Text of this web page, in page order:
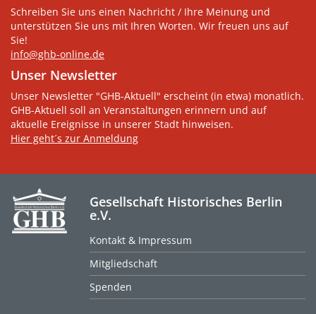
Schreiben Sie uns einen Nachricht / Ihre Meinung und
unterstützen Sie uns mit Ihren Worten. Wir freuen uns auf
Sie!
info@ghb-online.de
Unser Newsletter
Unser Newsletter "GHB-Aktuell" erscheint (in etwa) monatlich.
GHB-Aktuell soll an Veranstaltungen erinnern und auf
aktuelle Ereignisse in unserer Stadt hinweisen.
Hier geht´s zur Anmeldung
Gesellschaft Historisches Berlin
e.V.
Kontakt & Impressum
Mitgliedschaft
Spenden